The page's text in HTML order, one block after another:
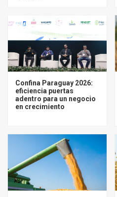
Confina Paraguay 2026:
eficiencia puertas
adentro para un negocio
en crecimiento